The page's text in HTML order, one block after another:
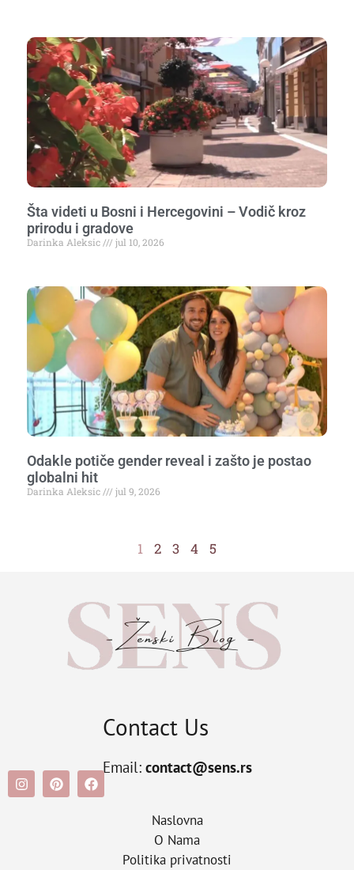
Šta videti u Bosni i Hercegovini – Vodič kroz
prirodu i gradove
Darinka Aleksic jul 10, 2026
Odakle potiče gender reveal i zašto je postao
globalni hit
Darinka Aleksic jul 9, 2026
1 2 3 4 5
Contact Us
Email: contact@sens.rs
Naslovna
O Nama
Politika privatnosti